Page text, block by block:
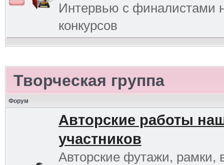
Интервью с финалистами
конкурсов
Творческая группа
Форум
Авторские работы
участников
Авторские футажи, рамки,